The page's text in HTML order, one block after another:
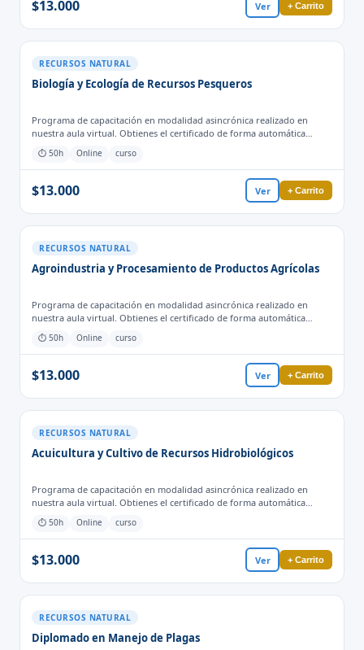
$13.000 Ver + Carrito
RECURSOS NATURAL
Biología y Ecología de Recursos Pesqueros
Programa de capacitación en modalidad asincrónica realizado en
nuestra aula virtual. Obtienes el certificado de forma automática
cuando finalizas las actividades y evaluaciones para el proceso
formativo.
⏱ 50h Online curso
$13.000 Ver + Carrito
RECURSOS NATURAL
Agroindustria y Procesamiento de Productos Agrícolas
Programa de capacitación en modalidad asincrónica realizado en
nuestra aula virtual. Obtienes el certificado de forma automática
cuando finalizas las actividades y evaluaciones para el proceso
formativo.
⏱ 50h Online curso
$13.000 Ver + Carrito
RECURSOS NATURAL
Acuicultura y Cultivo de Recursos Hidrobiológicos
Programa de capacitación en modalidad asincrónica realizado en
nuestra aula virtual. Obtienes el certificado de forma automática
cuando finalizas las actividades y evaluaciones para el proceso
formativo.
⏱ 50h Online curso
$13.000 Ver + Carrito
RECURSOS NATURAL
Diplomado en Manejo de Plagas